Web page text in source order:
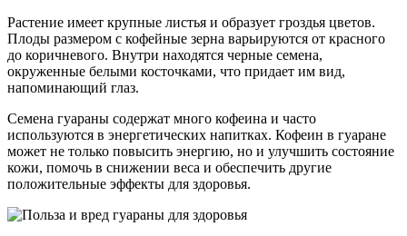
Растение имеет крупные листья и образует гроздья цветов.
Плоды размером с кофейные зерна варьируются от красного
до коричневого. Внутри находятся черные семена,
окруженные белыми косточками, что придает им вид,
напоминающий глаз.
Семена гуараны содержат много кофеина и часто
используются в энергетических напитках. Кофеин в гуаране
может не только повысить энергию, но и улучшить состояние
кожи, помочь в снижении веса и обеспечить другие
положительные эффекты для здоровья.